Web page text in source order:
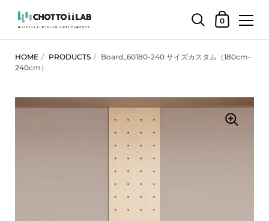
ショッピング
0
HOME / PRODUCTS / Board_60180-240 サイズカスタム（180cm-
240cm）